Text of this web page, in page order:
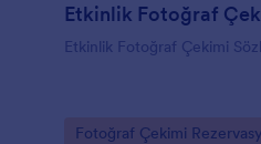
Etkinlik Fotoğraf
Etkinlik Fotoğraf Çekimi
Go to Category:
Fotoğraf Çekimi